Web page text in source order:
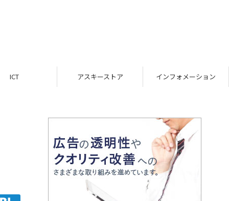
ICT アスキーストア インフォメーション